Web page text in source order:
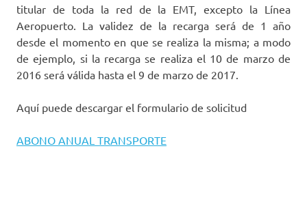
titular de toda la red de la EMT, excepto la Línea
Aeropuerto. La validez de la recarga será de 1 año
desde el momento en que se realiza la misma; a modo
de ejemplo, si la recarga se realiza el 10 de marzo de
2016 será válida hasta el 9 de marzo de 2017.
Aquí puede descargar el formulario de solicitud
ABONO ANUAL TRANSPORTE